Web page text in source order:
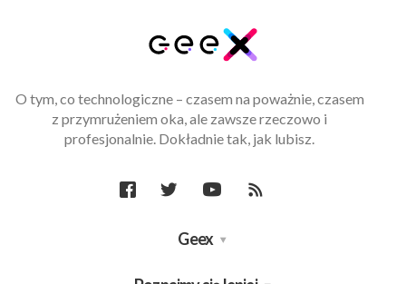
O tym, co technologiczne – czasem na poważnie, czasem
z przymrużeniem oka, ale zawsze rzeczowo i
profesjonalnie. Dokładnie tak, jak lubisz.
Geex